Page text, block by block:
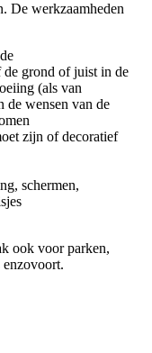
De werkzaamheden
grond of juist in de
(als van
de wensen van de
zijn of decoratief
schermen,
ook voor parken,
enzovoort.